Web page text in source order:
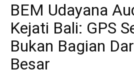
BEM Udayana
Kejati Bali: GPS
Bukan Bagian
Besar